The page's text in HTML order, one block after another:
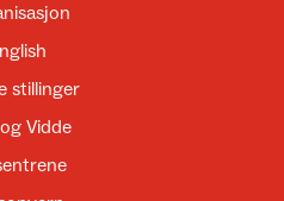
stillinger
Vidde